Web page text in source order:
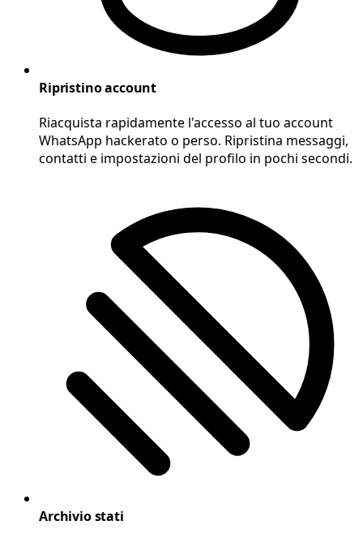
Ripristino account
Riacquista rapidamente l'accesso al tuo account
WhatsApp hackerato o perso. Ripristina messaggi,
contatti e impostazioni del profilo in pochi secondi.
Archivio stati